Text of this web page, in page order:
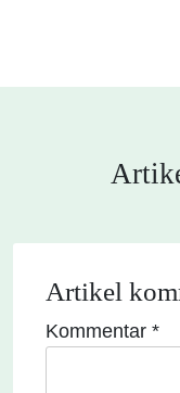
Artikel
Kommentar *
Alternative: